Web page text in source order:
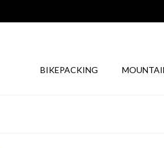
BIKEPACKING